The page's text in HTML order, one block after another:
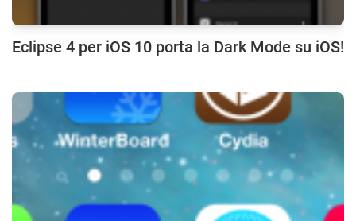
Eclipse 4 per iOS 10 porta la Dark Mode su iOS!